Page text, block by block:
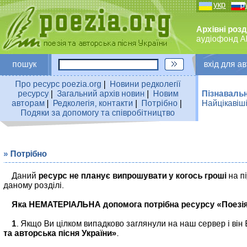
укр
Архівні
аудiофонд
пошук вхiд для
Про ресурс poezia.org
Новини редколегiї
ресурсу| Загальний архiв новин
Новим
авторам
Редколегiя, контакти Потрiбно
Подяки за допомогу та співробітництво
» Потрібно
Даний ресурс не планує випрошувати у когось гроші на
даному розділі.
Яка НЕМАТЕРІАЛЬНА допомога потрібна ресурсу «Поезія
1. Якщо Ви цілком випадково заглянули на наш сервер і
та авторська пісня України».